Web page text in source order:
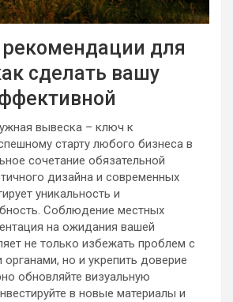
для
сделать вашу
вывеска – ключ к
старту любого бизнеса в
сочетание обязательной
дизайна и современных
уникальность и
Соблюдение местных
на ожидания вашей
не только избежать проблем с
но и укрепить доверие
обновляйте визуальную
в новые материалы и